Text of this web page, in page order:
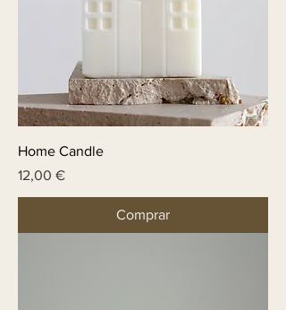
Home Candle
Price
12,00 €
Comprar